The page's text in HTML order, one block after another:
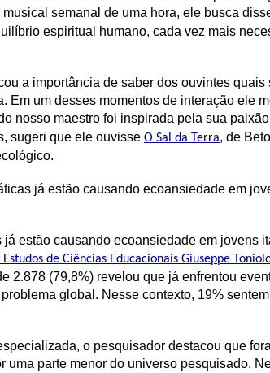
musical semanal de uma hora, ele busca
espiritual humano, cada vez mais
a importância de saber dos ouvintes
um desses momentos de interação ele
nosso maestro foi inspirada pela sua
sugeri que ele ouvisse O Sal da Terra, de
já estão causando ecoansiedade em
estão causando ecoansiedade em jovens
de Ciências Educacionais Giuseppe
2.878 (79,8%) revelou que já enfrentou
global. Nesse contexto, 19%
o pesquisador destacou que
parte menor do universo pesquisado.